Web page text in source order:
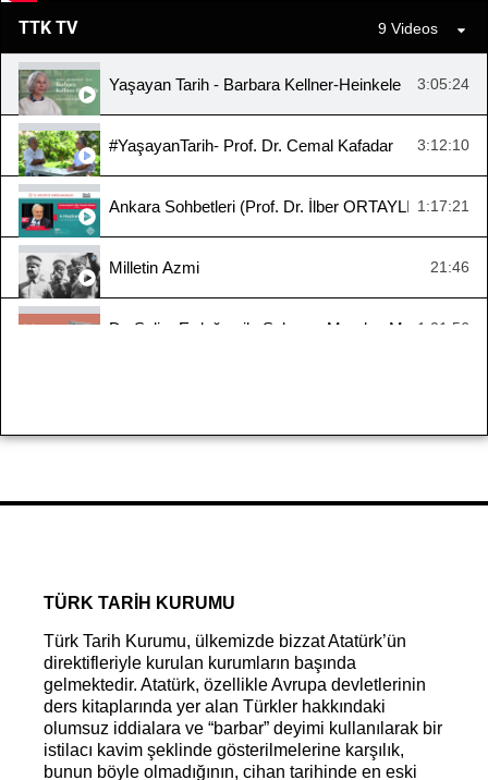
TTK TV 9 Videos
Yaşayan Tarih - Barbara Kellner-Heinkele 3:05:24
#YaşayanTarih- Prof. Dr. Cemal Kafadar 3:12:10
Ankara Sohbetleri (Prof. Dr. İlber ORTAYLI, 1:17:21
Milletin Azmi 21:46
Dr. Selim Erdoğan ile Sakarya Meydan Muharebesi
1:01:56
2:33:55
TÜRK TARİH KURUMU
Türk Tarih Kurumu, ülkemizde bizzat Atatürk’ün
direktifleriyle kurulan kurumların başında
gelmektedir. Atatürk, özellikle Avrupa devletlerinin
ders kitaplarında yer alan Türkler hakkındaki
olumsuz iddialara ve “barbar” deyimi kullanılarak bir
istilacı kavim şeklinde gösterilmelerine karşılık,
bunun böyle olmadığının, cihan tarihinde en eski